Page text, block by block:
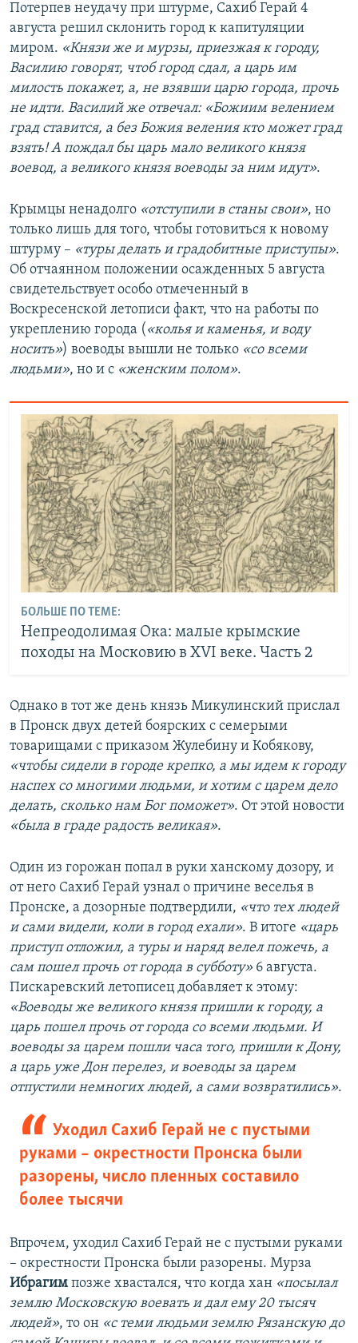
Потерпев неудачу при штурме, Сахиб Герай 4
августа решил склонить город к капитуляции
миром. «Князи же и мурзы, приезжая к городу,
Василию говорят, чтоб город сдал, а царь им
милость покажет, а, не взявши царю города, прочь
не идти. Василий же отвечал: «Божиим велением
град ставится, а без Божия веления кто может град
взять! А пождал бы царь мало великого князя
воевод, а великого князя воеводы за ним идут».
Крымцы ненадолго «отступили в станы свои», но
только лишь для того, чтобы готовиться к новому
штурму – «туры делать и градобитные приступы».
Об отчаянном положении осажденных 5 августа
свидетельствует особо отмеченный в
Воскресенской летописи факт, что на работы по
укреплению города ( «колья и каменья, и воду
носить») воеводы вышли не только «со всеми
людьми», но и с «женским полом».
БОЛЬШЕ ПО ТЕМЕ:
Непреодолимая Ока: малые крымские
походы на Московию в XVI веке. Часть 2
Однако в тот же день князь Микулинский прислал
в Пронск двух детей боярских с семерыми
товарищами с приказом Жулебину и Кобякову,
«чтобы сидели в городе крепко, а мы идем к городу
наспех со многими людьми, и хотим с царем дело
делать, сколько нам Бог поможет». От этой новости
«была в граде радость великая».
Один из горожан попал в руки ханскому дозору, и
от него Сахиб Герай узнал о причине веселья в
Пронске, а дозорные подтвердили, «что тех людей
и сами видели, коли в город ехали». В итоге «царь
приступ отложил, а туры и наряд велел пожечь, а
сам пошел прочь от города в субботу» 6 августа.
Пискаревский летописец добавляет к этому:
«Воеводы же великого князя пришли к городу, а
царь пошел прочь от города со всеми людьми. И
воеводы за царем пошли часа того, пришли к Дону,
а царь уже Дон перелез, и воеводы за царем
отпустили немногих людей, а сами возвратились».
Уходил Сахиб Герай не с пустыми
руками – окрестности Пронска были
разорены, число пленных составило
более тысячи
Впрочем, уходил Сахиб Герай не с пустыми руками
– окрестности Пронска были разорены. Мурза
Ибрагим позже хвастался, что когда хан «посылал
землю Московскую воевать и дал ему 20 тысяч
людей», то он «с теми людьми землю Рязанскую до